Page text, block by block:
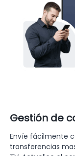
Gestión de
Envíe fácilmente
transferencias